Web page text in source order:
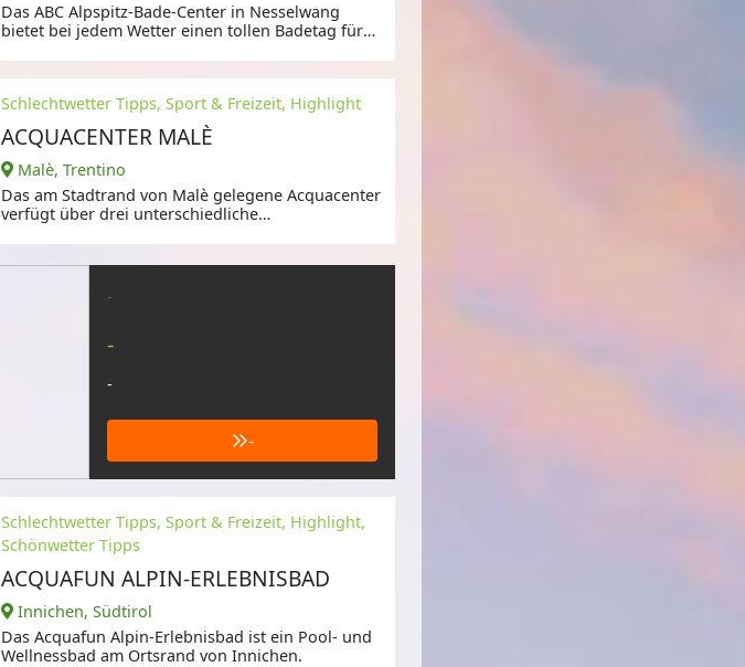
Das ABC Alpspitz-Bade-Center in Nesselwang
bietet bei jedem Wetter einen tollen Badetag für
Schlechtwetter Tipps, Sport & Freizeit, Highlight
ACQUACENTER MALÈ
Malè, Trentino
Das am Stadtrand von Malè gelegene Acquacenter
verfügt über drei unterschiedliche
-
-
-
-
Schlechtwetter Tipps, Sport & Freizeit, Highlight,
Schönwetter Tipps
ACQUAFUN ALPIN-ERLEBNISBAD
Innichen, Südtirol
Das Acquafun Alpin-Erlebnisbad ist ein Pool- und
Wellnessbad am Ortsrand von Innichen.